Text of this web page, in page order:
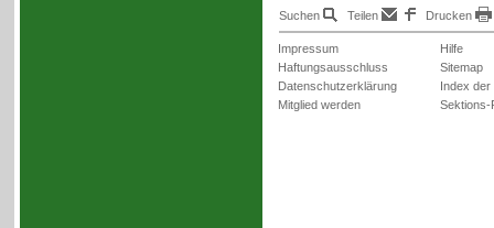
Suchen Teilen Drucken
Impressum
Haftungsausschluss
Datenschutzerklärung
Mitglied werden
Hilfe
Sitemap
Index der
Sektions-